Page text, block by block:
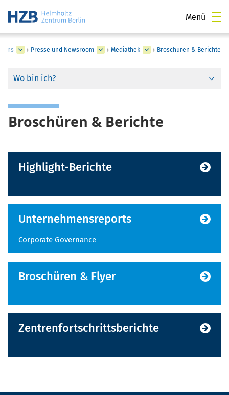
Menü
uns › Presse und Newsroom › Mediathek › Broschüren & Berichte
Wo bin ich?
Broschüren & Berichte
Highlight-Berichte
Unternehmensreports
Corporate Governance
Broschüren & Flyer
Zentrenfortschrittsberichte